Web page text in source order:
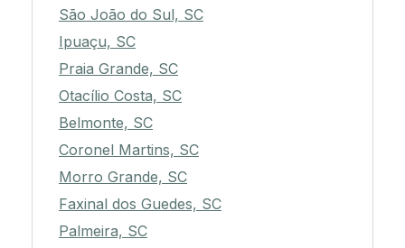
São João do Sul, SC
Ipuaçu, SC
Praia Grande, SC
Otacílio Costa, SC
Belmonte, SC
Coronel Martins, SC
Morro Grande, SC
Faxinal dos Guedes, SC
Palmeira, SC